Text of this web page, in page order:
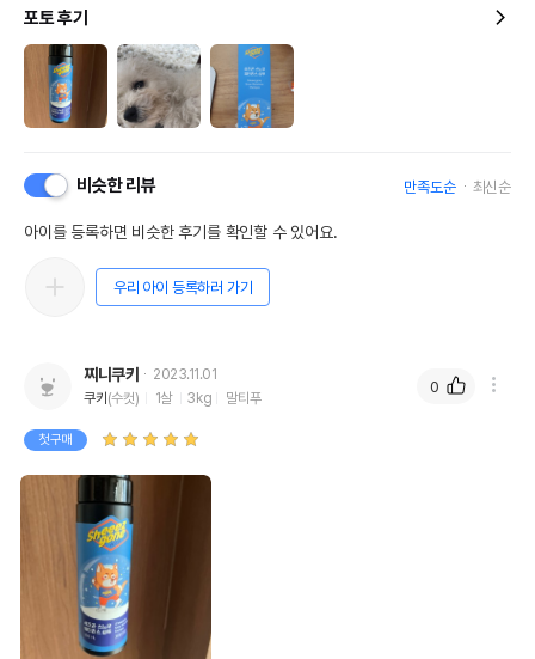
포토 후기
비슷한 리뷰 만족도순 최신순
아이를 등록하면 비슷한 후기를 확인할 수 있어요.
우리 아이 등록하러 가기
찌니쿠키
2023.11.01
쿠키 (수컷) 1살 3kg 말티푸
첫구매
0